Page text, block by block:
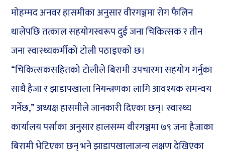
मोहम्मद अनवर हासमीका अनुसार वीरगञ्जमा रोग फैलिन
थालेपछि तत्काल सहयोगस्वरूप दुई जना चिकित्सक र तीन
जना स्वास्थ्यकर्मीको टोली पठाइएको छ।
“चिकित्सकसहितको टोलीले बिरामी उपचारमा सहयोग गर्नुका
साथै हैजा र झाडापखाला नियन्त्रणका लागि आवश्यक समन्वय
गर्नेछ,” अध्यक्ष हासमीले जानकारी दिएका छन्। स्वास्थ्य
कार्यालय पर्साका अनुसार हालसम्म वीरगञ्जमा ७९ जना हैजाका
बिरामी भेटिएका छन् भने झाडापखालाजन्य लक्षण देखिएका